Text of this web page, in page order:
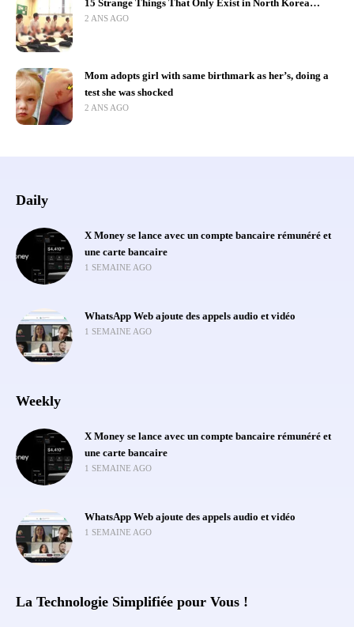
15 Strange Things That Only Exist in North Korea…
2 ANS AGO
Mom adopts girl with same birthmark as her’s, doing a
test she was shocked
2 ANS AGO
Daily
X Money se lance avec un compte bancaire rémunéré et
une carte bancaire
1 SEMAINE AGO
WhatsApp Web ajoute des appels audio et vidéo
1 SEMAINE AGO
Weekly
X Money se lance avec un compte bancaire rémunéré et
une carte bancaire
1 SEMAINE AGO
WhatsApp Web ajoute des appels audio et vidéo
1 SEMAINE AGO
La Technologie Simplifiée pour Vous !